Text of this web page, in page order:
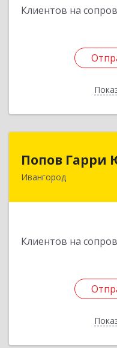
Клиентов на
Попов Гарри
Ивангород
Клиентов на